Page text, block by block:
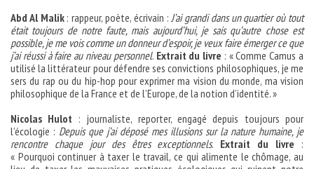
Abd Al Malik: rappeur, poète, écrivain :J’ai grandi dans un quartier où tout
était toujours de notre faute, mais aujourd’hui, je sais qu’autre chose est
possible, je me vois comme un donneur d’espoir, je veux faire émerger ce que
j’ai réussi à faire au niveau personnel. Extrait du livre : « Comme Camus a
utilisé la littérateur pour défendre ses convictions philosophiques, je me
sers du rap ou du hip-hop pour exprimer ma vision du monde, ma vision
philosophique de la France et de l’Europe, de la notion d’identité. »
Nicolas Hulot : journaliste, reporter, engagé depuis toujours pour
l’écologie : Depuis que j’ai déposé mes illusions sur la nature humaine, je
rencontre chaque jour des êtres exceptionnels. Extrait du livre :
« Pourquoi continuer à taxer le travail, ce qui alimente le chômage, au